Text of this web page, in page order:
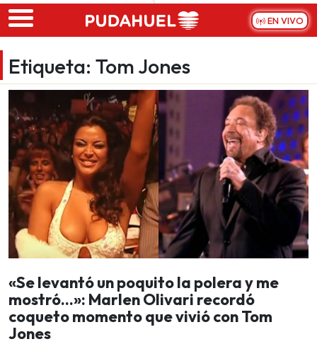
Skip to main content
EN VIVO
Etiqueta: Tom Jones
«Se levantó un poquito la polera y me
mostró…»: Marlen Olivari recordó
coqueto momento que vivió con Tom
Jones